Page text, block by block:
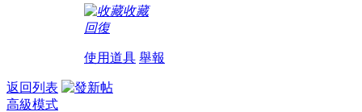
收藏
回復
使用道具 舉報
返回列表
高級模式